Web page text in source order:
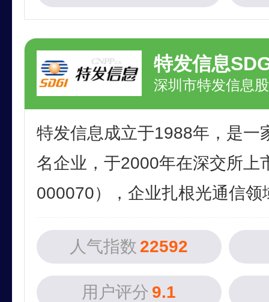
特发信息
深圳市特发信息
特发信息成立于1988年，是一
名企业，于2000年在深交所上
000070），企业扎根光通信领
人气指数 22592
用户评分 9.1